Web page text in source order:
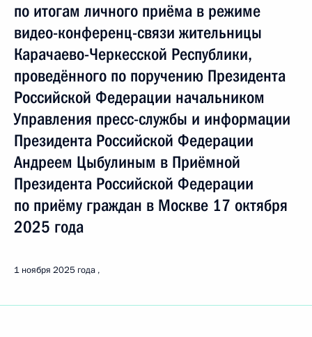
по итогам личного приёма в режиме
видео-конференц-связи жительницы
Карачаево-Черкесской Республики,
проведённого по поручению Президента
Российской Федерации начальником
Управления пресс-службы и информации
Президента Российской Федерации
Андреем Цыбулиным в Приёмной
Президента Российской Федерации
по приёму граждан в Москве 17 октября
2025 года
1 ноября 2025 года